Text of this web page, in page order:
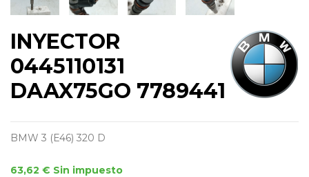
INYECTOR
0445110131
DAAX75GO 7789441
BMW 3 (E46) 320 D
63,62 € Sin impuesto